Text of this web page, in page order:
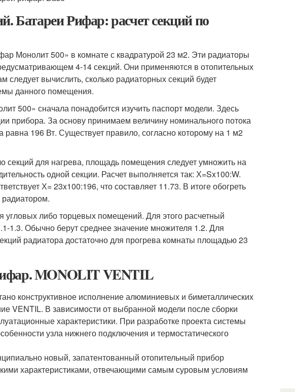
Батареи Рифар: расчет секций по
Монолит 500» в комнате с квадратурой 23 м2. Эти радиаторы
4-14 секций. Они применяются в отопительных
следует вычислить, сколько радиаторных секций будет
данного помещения.
500» сначала понадобится изучить паспорт модели. Здесь
прибора. За основу принимаем величину номинального потока
196 Вт. Существует правило, согласно которому на 1 м2
секций для нагрева, площадь помещения следует умножить на
одной секции. Расчет выполняется так: Х=Sx100:W.
Х= 23x100:196, что составляет 11.73. В итоге обогреть
угловых либо торцевых помещений. Для этого расчетный
1.3. Обычно берут среднее значение множителя 1.2. Для
радиатора достаточно для прогрева комнаты площадью 23
MONOLIT VENTIL
конструктивное исполнение алюминиевых и биметаллических
VENTIL. В зависимости от выбранной модели после сборки
характеристики. При разработке проекта системы
узла нижнего подключения и термостатического
новый, запатентованный отопительный прибор
характеристиками, отвечающими самым суровым условиям